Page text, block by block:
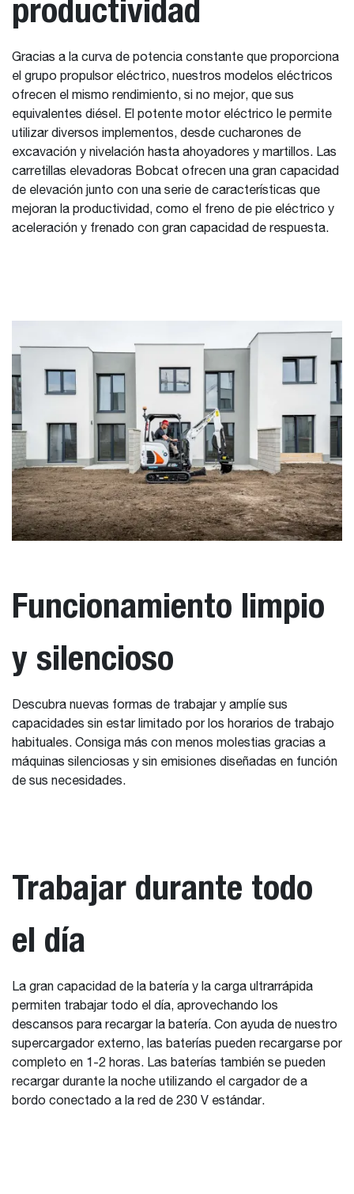
productividad
Gracias a la curva de potencia constante que proporciona
el grupo propulsor eléctrico, nuestros modelos eléctricos
ofrecen el mismo rendimiento, si no mejor, que sus
equivalentes diésel. El potente motor eléctrico le permite
utilizar diversos implementos, desde cucharones de
excavación y nivelación hasta ahoyadores y martillos. Las
carretillas elevadoras Bobcat ofrecen una gran capacidad
de elevación junto con una serie de características que
mejoran la productividad, como el freno de pie eléctrico y
aceleración y frenado con gran capacidad de respuesta.
Funcionamiento limpio
y silencioso
Descubra nuevas formas de trabajar y amplíe sus
capacidades sin estar limitado por los horarios de trabajo
habituales. Consiga más con menos molestias gracias a
máquinas silenciosas y sin emisiones diseñadas en función
de sus necesidades.
Trabajar durante todo
el día
La gran capacidad de la batería y la carga ultrarrápida
permiten trabajar todo el día, aprovechando los
descansos para recargar la batería. Con ayuda de nuestro
supercargador externo, las baterías pueden recargarse por
completo en 1-2 horas. Las baterías también se pueden
recargar durante la noche utilizando el cargador de a
bordo conectado a la red de 230 V estándar.